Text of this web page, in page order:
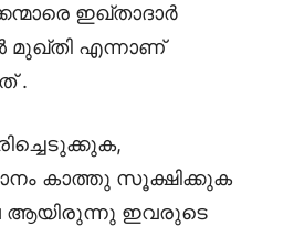
ഇഖ്‌താദാർ
മുഖ്‌തി എന്നാണ്
.
കാത്തു സൂക്ഷിക്കുക
ആയിരുന്നു ഇവരുടെ